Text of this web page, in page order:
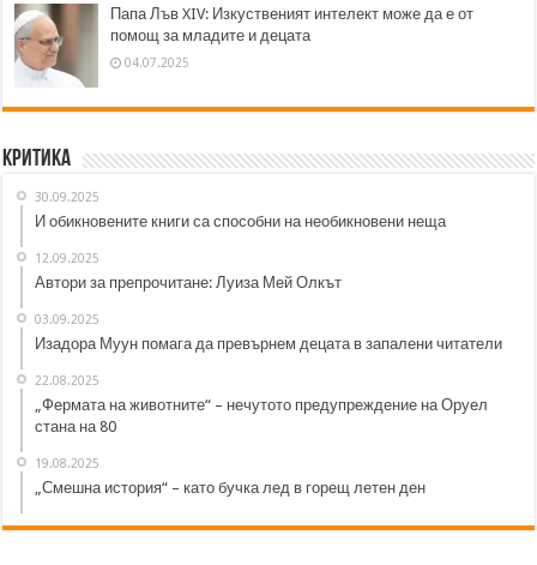
Папа Лъв XIV: Изкуственият интелект може да е от
помощ за младите и децата
04.07.2025
Критика
30.09.2025
И обикновените книги са способни на необикновени неща
12.09.2025
Автори за препрочитане: Луиза Мей Олкът
03.09.2025
Изадора Муун помага да превърнем децата в запалени читатели
22.08.2025
„Фермата на животните“ – нечутото предупреждение на Оруел
стана на 80
19.08.2025
„Смешна история“ – като бучка лед в горещ летен ден